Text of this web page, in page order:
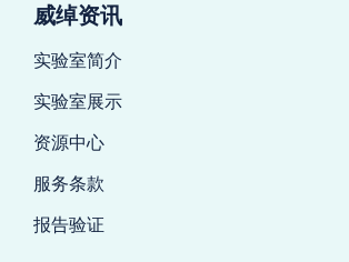
威绰资讯
实验室简介
实验室展示
资源中心
服务条款
报告验证